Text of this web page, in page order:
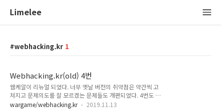
Limelee
webhacking.kr 1
Webhacking.kr(old) 4번
웹케알이 리뉴얼 되었다. 너무 옛날 버전의 취약점은 약간씩 고
쳐지고 문제의도를 잘 모르겠는 문제들도 개편되었다. 4번도 이
에 해당된다. 기존문제는 base64로 인코딩된 값을 풀어 나오는
wargame/webhacking.kr 2019.11.13